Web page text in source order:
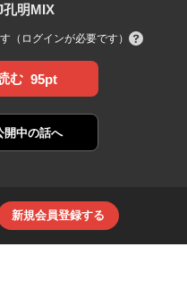
明MIX
（ログインが必要です）
む 95pt
開中の話へ
新規会員登録する